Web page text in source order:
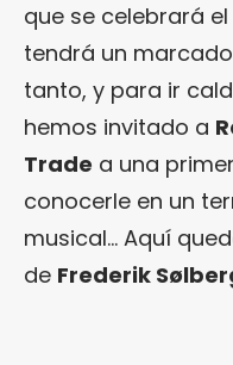
que se celebrará
tendrá un
tanto, y para ir
hemos invitado a
Trade a una
conocerle en un
musical… Aquí
de Frederik